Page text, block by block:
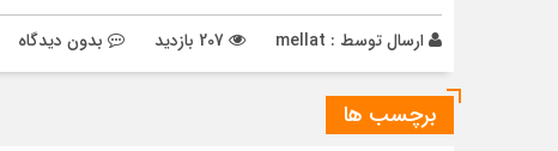
ارسال توسط : mellat بدون دیدگاه
برچسب ها